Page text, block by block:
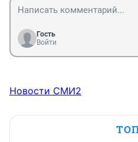
Гость
Войти
Новости СМИ2